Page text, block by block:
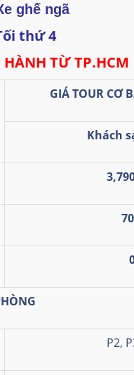
ghế ngã
thứ 4
TỪ TP.HCM
GIÁ TOUR CƠ
Khách
P2,